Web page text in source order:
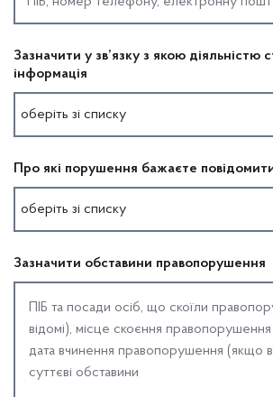
Зазначити у зв’язку з якою діяльністю
інформація
оберіть зі списку
Про які порушення бажаєте
оберіть зі списку
Зазначити обставини правопорушення